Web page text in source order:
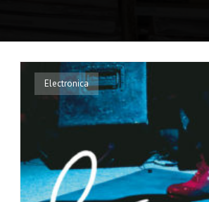
Electronica